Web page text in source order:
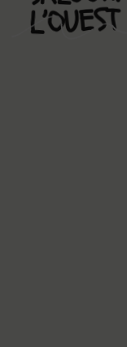
GAME
LILLE
L’OUEST